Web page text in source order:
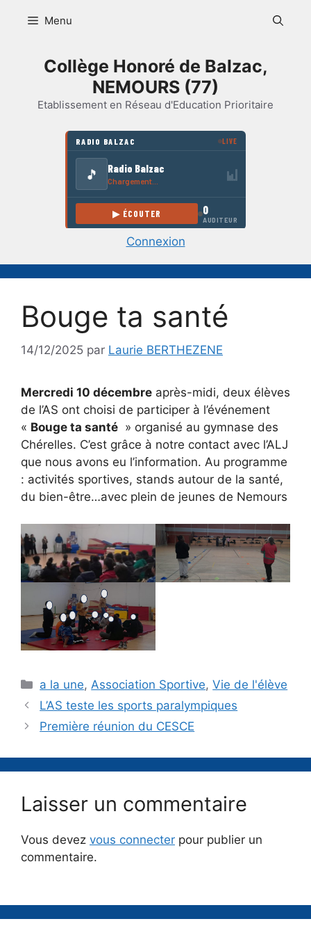
Menu
Collège Honoré de Balzac,
NEMOURS (77)
Etablissement en Réseau d'Education Prioritaire
Connexion
Bouge ta santé
14/12/2025 par Laurie BERTHEZENE
Mercredi 10 décembre après-midi, deux élèves
de l’AS ont choisi de participer à l’événement
« Bouge ta santé » organisé au gymnase des
Chérelles. C’est grâce à notre contact avec l’ALJ
que nous avons eu l’information. Au programme
: activités sportives, stands autour de la santé,
du bien-être…avec plein de jeunes de Nemours
Catégories
a la une,Association Sportive,Vie de l'élève
L’AS teste les sports paralympiques
Première réunion du CESCE
Laisser un commentaire
Vous devez vous connecter pour publier un
commentaire.